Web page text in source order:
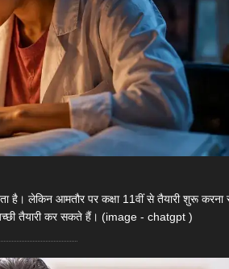
है। लेकिन आमतौर पर कक्षा 11वीं से तैयारी शुरू करना
तैयारी कर सकते हैं। (image - chatgpt )